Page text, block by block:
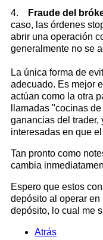
4. Fraude del
caso, las órdenes
abrir una operación
generalmente no se
La única forma de
adecuado. Es mejor
actúan como la otra
llamadas "cocinas
ganancias del trader,
interesadas en que
Tan pronto como
cambia
Espero que estos
depósito al operar
depósito, lo cual me
Atrás